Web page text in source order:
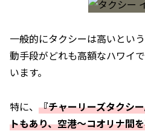
一般的にタクシーは高いとい
動手段がどれも高額なハワイ
います。
特に、 『チャーリーズタクシ
トもあり、空港～コオリナ間